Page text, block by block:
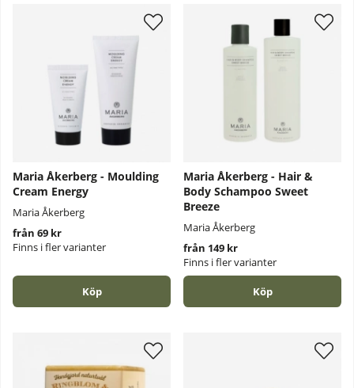
Maria Åkerberg - Moulding
Cream Energy
Maria Åkerberg
från 69 kr
Finns i fler varianter
Köp
Maria Åkerberg - Hair &
Body Schampoo Sweet
Breeze
Maria Åkerberg
från 149 kr
Finns i fler varianter
Köp